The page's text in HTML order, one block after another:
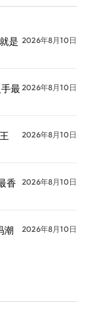
是 2026年8月10日
最2026年8月10日
2026年8月10日
香
2026年8月10日
潮
2026年8月10日